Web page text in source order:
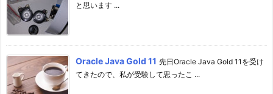
と思います ...
Oracle Java Gold 11 先日Oracle Java Gold 11を受け
てきたので、私が受験して思ったこ ...